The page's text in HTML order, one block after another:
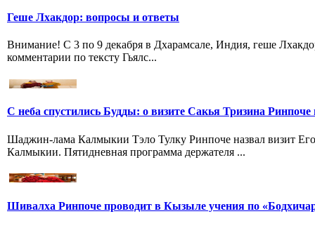
Геше Лхакдор: вопросы и ответы
Внимание! С 3 по 9 декабря в Дхарамсале, Индия, геше
комментарии по тексту Гьялс...
С неба спустились Будды: о визите Сакья Тризина Ринпоче
Шаджин-лама Калмыкии Тэло Тулку Ринпоче назвал визит
Калмыкии. Пятидневная программа держателя ...
Шивалха Ринпоче проводит в Кызыле учения по